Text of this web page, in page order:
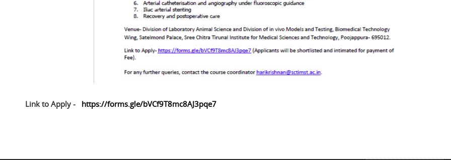
Link to Apply - https://forms.gle/bVCf9T8mc8AJ3pqe7